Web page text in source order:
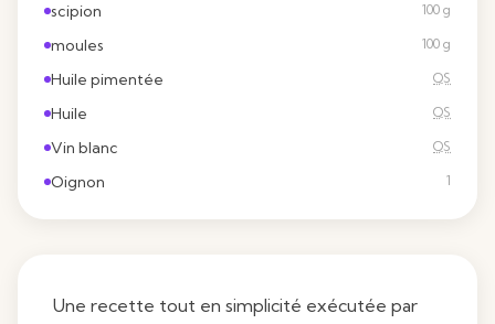
scipion 100 g
moules 100 g
Huile pimentée QS
Huile QS
Vin blanc QS
Oignon 1
Une recette tout en simplicité exécutée par